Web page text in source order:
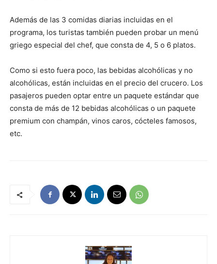
Además de las 3 comidas diarias incluidas en el
programa, los turistas también pueden probar un menú
griego especial del chef, que consta de 4, 5 o 6 platos.
Como si esto fuera poco, las bebidas alcohólicas y no
alcohólicas, están incluidas en el precio del crucero. Los
pasajeros pueden optar entre un paquete estándar que
consta de más de 12 bebidas alcohólicas o un paquete
premium con champán, vinos caros, cócteles famosos,
etc.